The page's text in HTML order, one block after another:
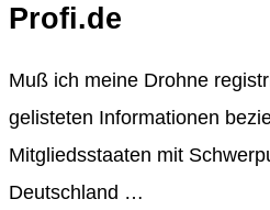
Profi.de
Muß ich meine Drohne
gelisteten Informationen
Mitgliedsstaaten mit
Deutschland …